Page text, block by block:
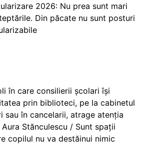
2026: Nu prea sunt mari
Din păcate nu sunt posturi
în care consilierii școlari își
prin biblioteci, pe la cabinetul
sau în cancelarii, atrage atenția
Stănculescu / Sunt spații
copilul nu va destăinui nimic